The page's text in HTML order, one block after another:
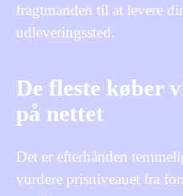
fragtmanden til at levere
udleveringssted.
De fleste køber
på nettet
Det er efterhånden
vurdere prisniveauet fra